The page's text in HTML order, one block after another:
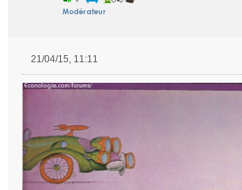
e
g
e
n
o
21/04/15, 11:11